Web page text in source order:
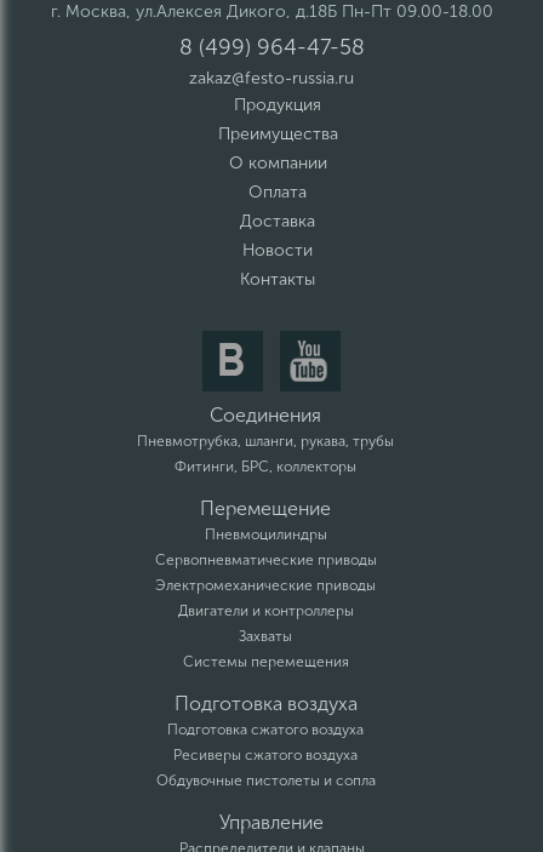
г. Москва, ул.Алексея Дикого, д.18Б Пн-Пт 09.00-18.00
8 (499) 964-47-58
zakaz@festo-russia.ru
Продукция
Преимущества
О компании
Оплата
Доставка
Новости
Контакты
Соединения
Пневмотрубка, шланги, рукава, трубы
Фитинги, БРС, коллекторы
Перемещение
Пневмоцилиндры
Сервопневматические приводы
Электромеханические приводы
Двигатели и контроллеры
Захваты
Системы перемещения
Подготовка воздуха
Подготовка сжатого воздуха
Ресиверы сжатого воздуха
Обдувочные пистолеты и сопла
Управление